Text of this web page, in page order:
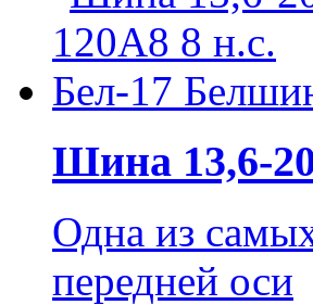
Шина 13,6-
Одна из
передней оси